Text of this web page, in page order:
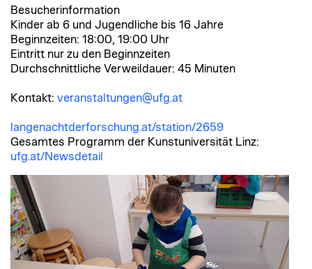
Besucherinformation
Kinder ab 6 und Jugendliche bis 16 Jahre
Beginnzeiten: 18:00, 19:00 Uhr
Eintritt nur zu den Beginnzeiten
Durchschnittliche Verweildauer: 45 Minuten
Kontakt: veranstaltungen@ufg.at
langenachtderforschung.at/station/2659
Gesamtes Programm der Kunstuniversität Linz:
ufg.at/Newsdetail